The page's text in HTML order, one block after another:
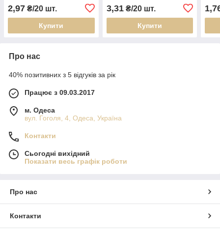
2,97 ₴/20 шт.
Купити
3,31₴/20 шт.
Купити
Про нас
40% позитивних з 5 відгуків за рік
Працює з 09.03.2017
м. Одеса
вул. Гоголя, 4, Одеса, Україна
Контакти
Сьогодні вихідний
Показати весь графік роботи
Про нас
Контакти